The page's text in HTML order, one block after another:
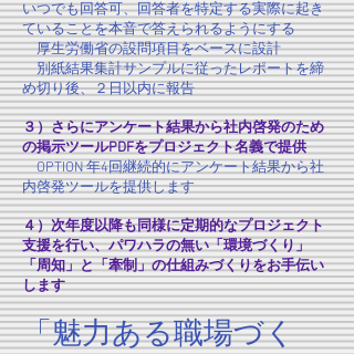
いつでも回答可、回答者を特定する実際に起き
ていることを本音で答えられるようにする
厚生労働省の設問項目をベースに設計
別紙結果集計サンプルに従ったレポートを締
め切り後、２日以内に報告
３）さらにアンケート結果から社内啓発のため
の掲示ツールPDFをプロジェクト名義で提供
OPTION 年4回継続的にアンケート結果から社
内啓発ツールを提供します
４）次年度以降も同様に定期的なプロジェクト
支援を行い、パワハラの無い「環境づくり」
「周知」と「牽制」の仕組みづくりをお手伝い
します
「魅力ある職場づく